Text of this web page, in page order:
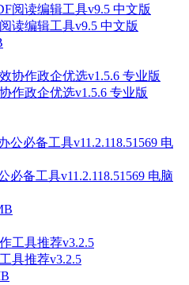
读编辑工具v9.5 中文版
作政企优选v1.5.6 专业版
必备工具v11.2.118.51569 电脑
具推荐v3.2.5